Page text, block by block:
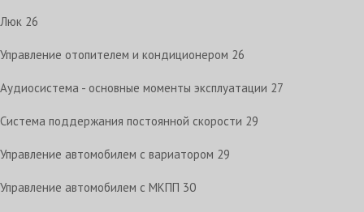
Люк 26
Управление отопителем и кондиционером 26
Аудиосистема - основные моменты эксплуатации 27
Система поддержания постоянной скорости 29
Управление автомобилем с вариатором 29
Управление автомобилем с МКПП 30